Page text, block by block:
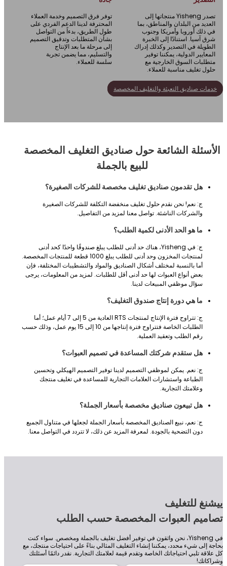
تصدر Yisheng منتجاتها إلى
من البلدان والمناطق، بما
أوروبا وأمريكا وجنوب
آسيا. استنادًا إلى الخبرة
في التصدير وكذلك إدراك
الدولية، يمكننا توفير
السوق الخارجية مع
تغليف مناسبة للعملاء.
توفر فرق التصميم وخدمة العملاء
المحترفة لدينا الدعم الفردي على
طول الطريق، بدءاً من التواصل
بشأن المتطلبات وتدقيق التصميم
إلى مرحلة ما بعد الإنتاج
والتسليم، مما يضمن تجربة
سلسة للعملاء.
صناديق التعبئة والتغليف المخصصة للتواصل مع ييشنغ
الشائعة حول صناديق التغليف المخصصة
للبيع بالجملة
هل تقدمون صناديق تغليف مخصصة للشركات الصغيرة؟
ج: نعم! نحن نقدم حلول تغليف منخفضة التكلفة للشركات الصغيرة
والشركات الناشئة. تواصل معنا لمزيد من التفاصيل.
ما هو الحد الأدنى لكمية الطلب؟
ج: في Yisheng، هناك حد أدنى للطلب يبلغ صندوقًا واحدًا كحد أدنى
لمنتجات المخزون وحد أدنى للطلب يبلغ 1000 قطعة للمنتجات المخصصة.
أما بالنسبة لمختلف أشكال الصناديق والمواد والتشطيبات المختلفة، فإن
بعض أنواع العبوات لها حد أدنى أقل للطلبات. لمزيد من المعلومات، يرجى
سؤال موظفي المبيعات لدينا.
ما هي دورة إنتاج صندوق التغليف؟
ج: تتراوح فترة الإنتاج لمنتجات RTS العادية من 5 إلى 7 أيام عمل؛ أما
الطلبات الخاصة فتتراوح فترة إنتاجها من 10 إلى 15 يوم عمل، وذلك حسب
رقم الطلب وتعقيد العملية.
هل ستقدم شركتك المساعدة في تصميم العبوات؟
ج: نعم. يمكن لموظفي التصميم لدينا توفير التصميم الهيكلي وتحسين
الطباعة واستشارات العلامات التجارية للمساعدة في تغليف منتجك
وعلامتك التجارية.
هل تبيعون صناديق مخصصة بأسعار الجملة؟
ج: نعم، نبيع الصناديق المخصصة بأسعار الجملة لجعلها في متناول الجميع
دون التضحية بالجودة. لمعرفة المزيد عن ذلك، لا تتردد في التواصل معنا.
للتغليف
العبوات المخصصة حسب الطلب
في Yisheng، نحن واثقون في توفير أفضل تغليف بالجملة ومخصص. سواء كنت
إلى شيء محدد، يمكننا إنشاء التغليف المثالي بناءً على احتياجات منتجك، مع
تلبي احتياجاتك الخاصة وتقدم قيمة لعلامتك التجارية. نقدر دائمًا أسئلتك